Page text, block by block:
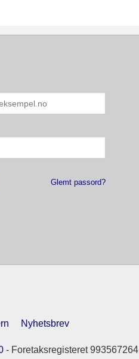
Glemt passord?
Nyhetsbrev
- Foretaksregisteret 993567264